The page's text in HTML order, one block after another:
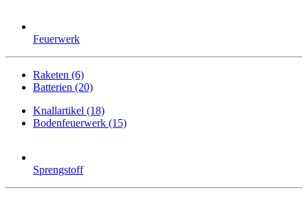
Feuerwerk
Raketen (6)
Batterien (20)
Knallartikel (18)
Bodenfeuerwerk (15)
Sprengstoff